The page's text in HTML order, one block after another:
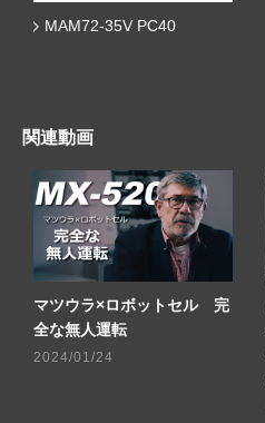
MAM72-35V PC40
関連動画
マツウラ×ロボットセル 完
全な無人運転
2024/01/24